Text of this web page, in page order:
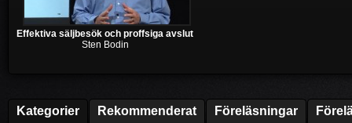
Effektiva säljbesök och proffsiga avslut
Sten Bodin
Kategorier Rekommenderat Föreläsningar